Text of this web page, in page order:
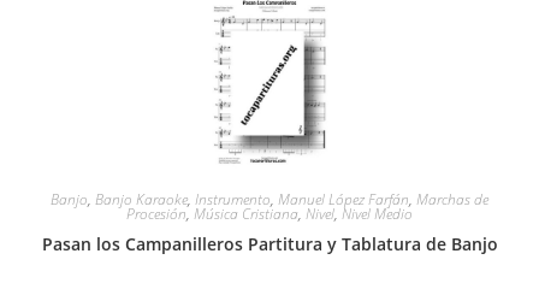
Banjo, Banjo Karaoke, Instrumento, Manuel López Farfán, Marchas de
Procesión, Música Cristiana, Nivel, Nivel Medio
Pasan los Campanilleros Partitura y Tablatura de Banjo